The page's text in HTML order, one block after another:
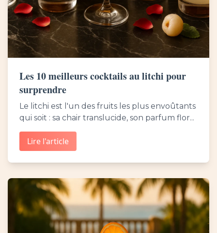
Les 10 meilleurs cocktails au litchi pour
surprendre
Le litchi est l'un des fruits les plus envoûtants
qui soit : sa chair translucide, son parfum flor...
Lire l'article